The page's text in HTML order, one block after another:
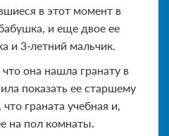
в этот момент в
и еще двое ее
и 3-летний мальчик.
она нашла гранату в
показать ее старшему
граната учебная и,
на пол комнаты.